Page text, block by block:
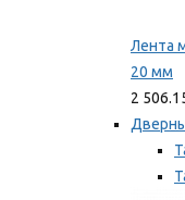
Лента
20 мм
2